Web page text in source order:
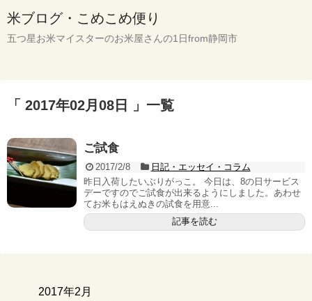
米ブログ・こめこめ便り
五つ星お米マイスターのお米屋さんの1日from静岡市
「 2017年02月08日 」一覧
ご試食
2017/2/8
日記・エッセイ・コラム
昨日入荷したいぶりがっこ。 今日は、8の日サービス
デーですのでご試食が出来るようにしました。あわせ
てお米もはえぬきの試食を用意...
記事を読む
2017年2月